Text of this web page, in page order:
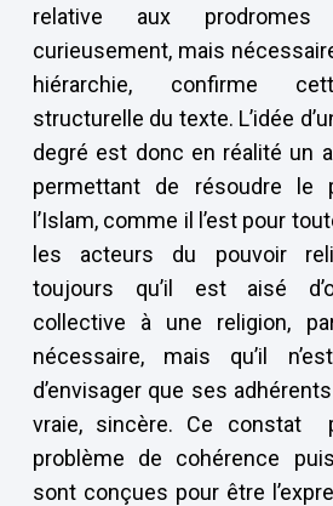
relative aux prodromes
curieusement, mais
hiérarchie, confirme
structurelle du texte. L’idée
degré est donc en réalité un
permettant de résoudre le
l’Islam, comme il l’est pour
les acteurs du pouvoir
toujours qu’il est aisé
collective à une religion,
nécessaire, mais qu’il
d’envisager que ses
vraie, sincère. Ce constat
problème de cohérence
sont conçues pour être